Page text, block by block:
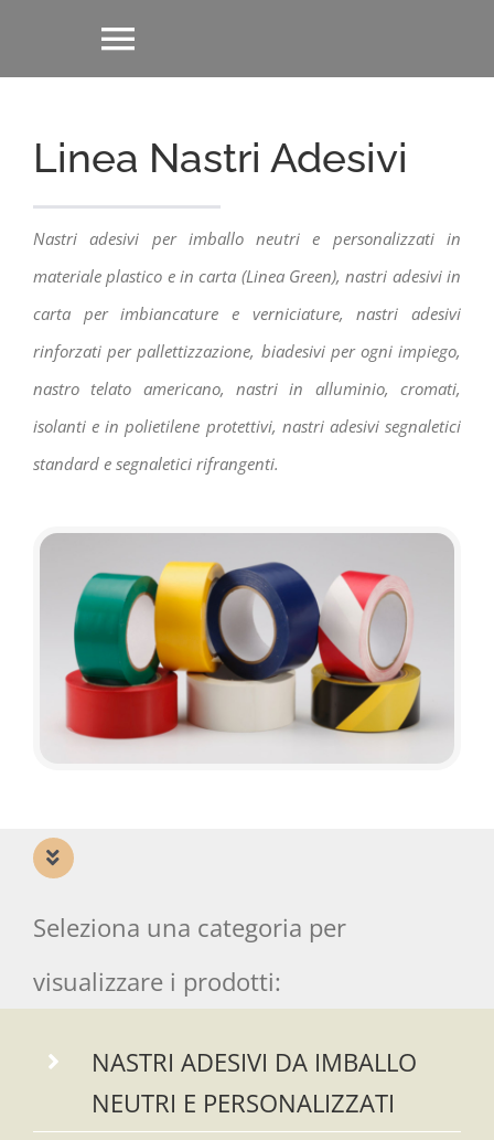
Toggle
Navigation
Nastri Segnaletici
Linea Plastica
Linea Nastri Adesivi
Nastri adesivi per imballo neutri e personalizzati in
materiale plastico e in carta (Linea Green), nastri adesivi in
carta per imbiancature e verniciature, nastri adesivi
rinforzati per pallettizzazione, biadesivi per ogni impiego,
nastro telato americano, nastri in alluminio, cromati,
isolanti e in polietilene protettivi, nastri adesivi segnaletici
standard e segnaletici rifrangenti.
Seleziona una categoria per
visualizzare i prodotti:
NASTRI ADESIVI DA IMBALLO
NEUTRI E PERSONALIZZATI